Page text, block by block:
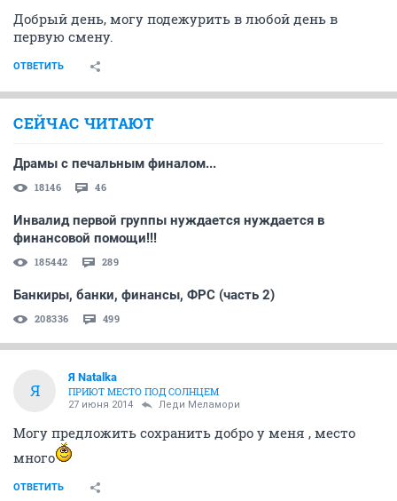
Добрый день, могу подежурить в любой день в
первую смену.
ОТВЕТИТЬ
СЕЙЧАС ЧИТАЮТ
Драмы с печальным финалом...
18146 46
Инвалид первой группы нуждается нуждается в
финансовой помощи!!!
185442 289
Банкиры, банки, финансы, ФРС (часть 2)
208336 499
Я
Я Natalka
ПРИЮТ МЕСТО ПОД СОЛНЦЕМ
27 июня 2014 Леди Меламори
Могу предложить сохранить добро у меня , место
много
ОТВЕТИТЬ